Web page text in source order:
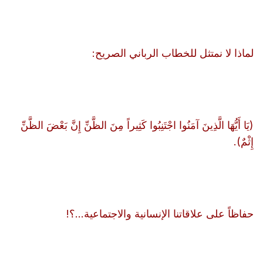
لماذا لا نمتثل للخطاب الرباني الصريح:
(يَا أَيُّهَا الَّذِينَ آمَنُوا اجْتَنِبُوا كَثِيراً مِنَ الظَّنِّ إِنَّ بَعْضَ الظَّنِّ
إِثْمٌ).
حفاظاً على علاقاتنا الإنسانية والاجتماعية...؟!